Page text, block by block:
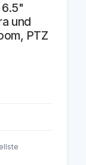
und
PTZ